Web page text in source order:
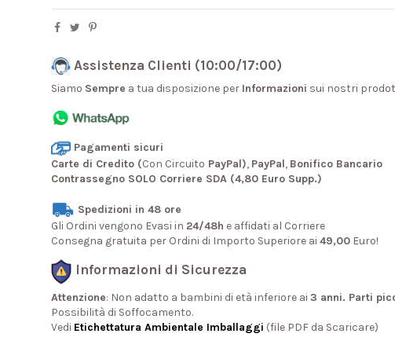
Assistenza Clienti (10:00/17:00)
Siamo Sempre a tua disposizione per Informazioni sui nostri
Pagamenti sicuri
Carte di Credito (Con Circuito PayPal), PayPal, Bonifico Bancario
Contrassegno SOLO Corriere SDA (4,80 Euro Supp.)
Spedizioni in 48 ore
Gli Ordini vengono Evasi in 24/48h e affidati al Corriere
Consegna gratuita per Ordini di Importo Superiore ai 49,00 Euro!
Informazioni di Sicurezza
Attenzione: Non adatto a bambini di età inferiore ai 3 anni. Parti
Possibilità di Soffocamento.
Vedi Etichettatura Ambientale Imballaggi (file PDF da Scaricare)